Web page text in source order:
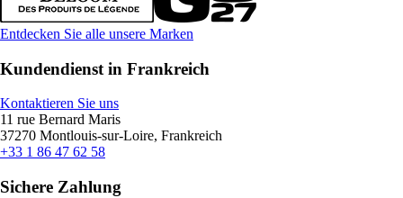
Entdecken Sie alle unsere Marken
Kundendienst in Frankreich
Kontaktieren Sie uns
11 rue Bernard Maris
37270 Montlouis-sur-Loire, Frankreich
+33 1 86 47 62 58
Sichere Zahlung